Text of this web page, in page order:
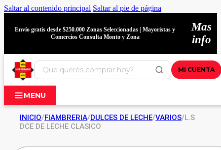
Saltar al contenido principal Saltar al pie de página
Envío gratis desde $250.000 Zonas Seleccionadas | Mayoristas y
Comercios Consulta Monto y Zona
Mas
info
MI CUENTA
MENU
INICIO/FIAMBRERIA/DULCES DE LECHE/VARIOS/L.S
DCE DE LECHE CLASICO